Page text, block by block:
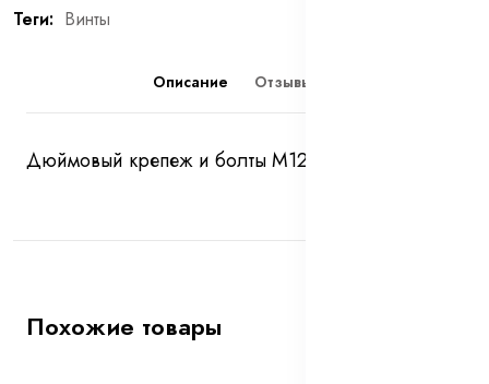
Теги: Винты
Описание Отзывы (0)
Дюймовый крепеж и болты М12*1,5
Похожие товары